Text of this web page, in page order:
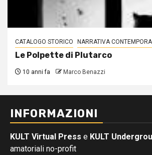
CATALOGO STORICO NARRATIVA
Le Polpette di Plutarco
10 anni fa Marco Benazzi
INFORMAZIONI
KULT Virtual Press e KULT
amatoriali no-profit